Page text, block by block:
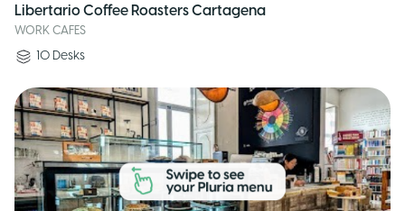
Libertario Coffee Roasters Cartagena
WORK CAFES
10 Desks